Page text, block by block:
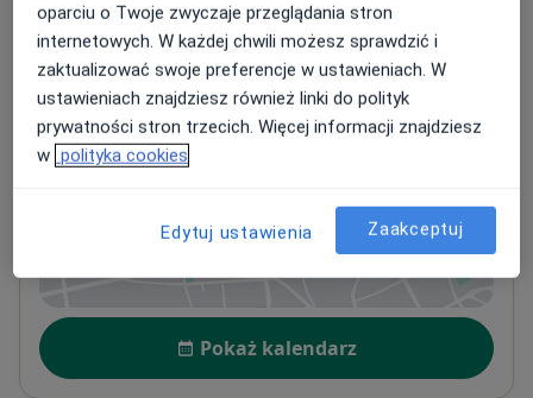
Adresy (2)
Adres 1 Adres 2
DGPMED
Powiększ mapę
otwiera się w nowej karcie
Dostępność
Pokaż kalendarz
oparciu o Twoje zwyczaje przeglądania stron
internetowych. W każdej chwili możesz sprawdzić i
zaktualizować swoje preferencje w ustawieniach. W
ustawieniach znajdziesz również linki do polityk
prywatności stron trzecich. Więcej informacji znajdziesz
w polityka cookies
Edytuj ustawienia Zaakceptuj